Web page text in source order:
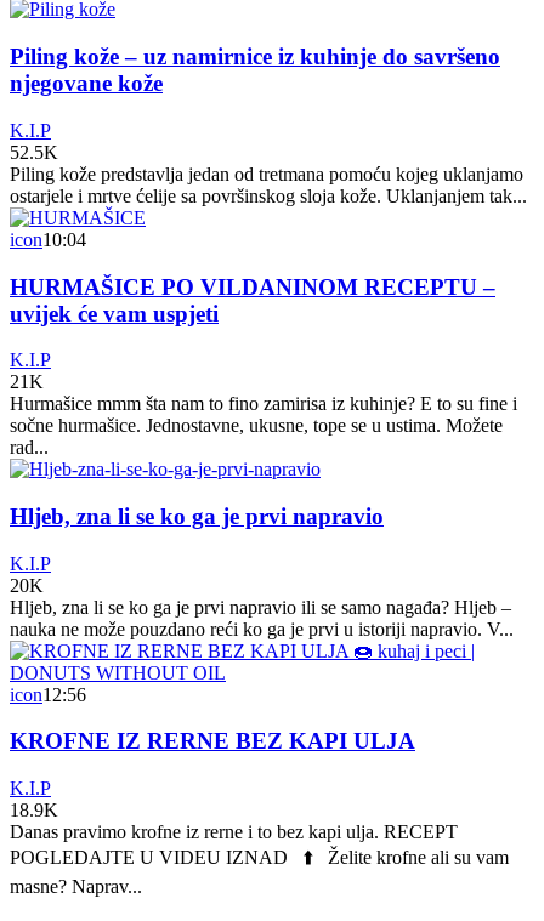
Piling kože – uz namirnice iz kuhinje do savršeno
njegovane kože
K.I.P
52.5K
Piling kože predstavlja jedan od tretmana pomoću kojeg uklanjamo
ostarjele i mrtve ćelije sa površinskog sloja kože. Uklanjanjem tak...
icon10:04
HURMAŠICE PO VILDANINOM RECEPTU –
uvijek će vam uspjeti
K.I.P
21K
Hurmašice mmm šta nam to fino zamirisa iz kuhinje? E to su fine i
sočne hurmašice. Jednostavne, ukusne, tope se u ustima. Možete
rad...
Hljeb, zna li se ko ga je prvi napravio
K.I.P
20K
Hljeb, zna li se ko ga je prvi napravio ili se samo nagađa? Hljeb –
nauka ne može pouzdano reći ko ga je prvi u istoriji napravio. V...
icon12:56
KROFNE IZ RERNE BEZ KAPI ULJA
K.I.P
18.9K
Danas pravimo krofne iz rerne i to bez kapi ulja. RECEPT
POGLEDAJTE U VIDEU IZNAD ⬆️ Želite krofne ali su vam
masne? Naprav...